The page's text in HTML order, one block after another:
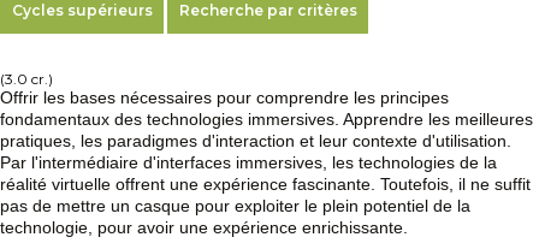
Cycles supérieurs Recherche par critères
(3.0 cr.)
Offrir les bases nécessaires pour comprendre les principes
fondamentaux des technologies immersives. Apprendre les meilleures
pratiques, les paradigmes d'interaction et leur contexte d'utilisation.
Par l'intermédiaire d'interfaces immersives, les technologies de la
réalité virtuelle offrent une expérience fascinante. Toutefois, il ne suffit
pas de mettre un casque pour exploiter le plein potentiel de la
technologie, pour avoir une expérience enrichissante.